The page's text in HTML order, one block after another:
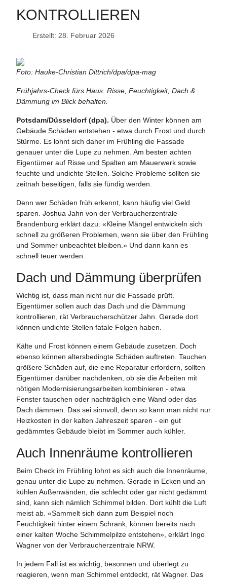
KONTROLLIEREN
Erstellt: 28. Februar 2026
Foto: Hauke-Christian Dittrich/dpa/dpa-mag
Frühjahrs-Check fürs Haus: Risse, Feuchtigkeit, Dach &
Dämmung im Blick behalten.
Potsdam/Düsseldorf (dpa). Über den Winter können am
Gebäude Schäden entstehen - etwa durch Frost und durch
Stürme. Es lohnt sich daher im Frühling die Fassade
genauer unter die Lupe zu nehmen. Am besten achten
Eigentümer auf Risse und Spalten am Mauerwerk sowie
feuchte und undichte Stellen. Solche Probleme sollten sie
zeitnah beseitigen, falls sie fündig werden.
Denn wer Schäden früh erkennt, kann häufig viel Geld
sparen. Joshua Jahn von der Verbraucherzentrale
Brandenburg erklärt dazu: «Kleine Mängel entwickeln sich
schnell zu größeren Problemen, wenn sie über den Frühling
und Sommer unbeachtet bleiben.» Und dann kann es
schnell teuer werden.
Dach und Dämmung überprüfen
Wichtig ist, dass man nicht nur die Fassade prüft.
Eigentümer sollen auch das Dach und die Dämmung
kontrollieren, rät Verbraucherschützer Jahn. Gerade dort
können undichte Stellen fatale Folgen haben.
Kälte und Frost können einem Gebäude zusetzen. Doch
ebenso können altersbedingte Schäden auftreten. Tauchen
größere Schäden auf, die eine Reparatur erfordern, sollten
Eigentümer darüber nachdenken, ob sie die Arbeiten mit
nötigen Modernisierungsarbeiten kombinieren - etwa
Fenster tauschen oder nachträglich eine Wand oder das
Dach dämmen. Das sei sinnvoll, denn so kann man nicht nur
Heizkosten in der kalten Jahreszeit sparen - ein gut
gedämmtes Gebäude bleibt im Sommer auch kühler.
Auch Innenräume kontrollieren
Beim Check im Frühling lohnt es sich auch die Innenräume,
genau unter die Lupe zu nehmen. Gerade in Ecken und an
kühlen Außenwänden, die schlecht oder gar nicht gedämmt
sind, kann sich nämlich Schimmel bilden. Dort kühlt die Luft
meist ab. «Sammelt sich dann zum Beispiel noch
Feuchtigkeit hinter einem Schrank, können bereits nach
einer kalten Woche Schimmelpilze entstehen», erklärt Ingo
Wagner von der Verbraucherzentrale NRW.
In jedem Fall ist es wichtig, besonnen und überlegt zu
reagieren, wenn man Schimmel entdeckt, rät Wagner. Das